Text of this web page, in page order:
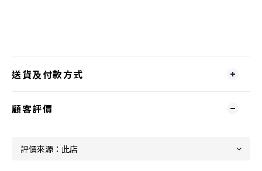
送貨及付款方式
顧客評價